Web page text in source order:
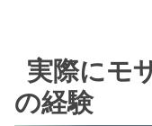
実際にモ
の経験